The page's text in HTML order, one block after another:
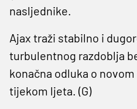
nasljednike.
Ajax traži stabilno i
turbulentnog razdoblja
konačna odluka o
tijekom ljeta. (G)